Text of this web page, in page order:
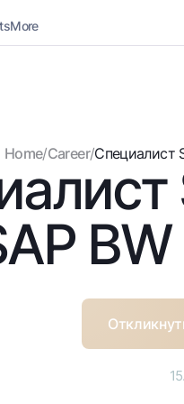
Deposits
Dlya vseh
Demand
Jozibali
Everything is possible
Demand USD
More
Home/Career/Специалист